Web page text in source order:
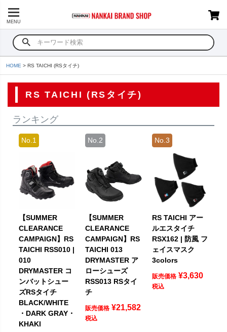
MENU
HOME RS TAICHI (RSタイチ)
RS TAICHI (RSタイチ)
ランキング
【SUMMER
CLEARANCE
CAMPAIGN】RS
TAICHI RSS010 |
010
DRYMASTER コ
ンバットシュー
ズRSタイチ
BLACK/WHITE
・DARK GRAY・
KHAKI
【SUMMER
CLEARANCE
CAMPAIGN】RS
TAICHI 013
DRYMASTER ア
ローシューズ
RSS013 RSタイ
チ
販売価格 ¥21,582
税込
RS TAICHI アー
ルエスタイチ
RSX162 | 防風 フ
ェイスマスク
3colors
販売価格 ¥3,630
税込